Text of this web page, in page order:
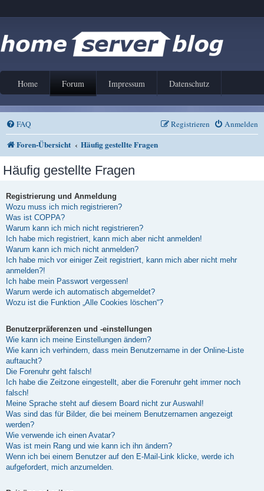
Home Forum Impressum Datenschutz
FAQ Anmelden
Registrieren
Foren-Übersicht Häufig gestellte Fragen
Häufig gestellte Fragen
Registrierung und Anmeldung
Wozu muss ich mich registrieren?
Was ist COPPA?
Warum kann ich mich nicht registrieren?
Ich habe mich registriert, kann mich aber nicht anmelden!
Warum kann ich mich nicht anmelden?
Ich habe mich vor einiger Zeit registriert, kann mich aber nicht mehr
anmelden?!
Ich habe mein Passwort vergessen!
Warum werde ich automatisch abgemeldet?
Wozu ist die Funktion „Alle Cookies löschen“?
Benutzerpräferenzen und -einstellungen
Wie kann ich meine Einstellungen ändern?
Wie kann ich verhindern, dass mein Benutzername in der Online-Liste
auftaucht?
Die Forenuhr geht falsch!
Ich habe die Zeitzone eingestellt, aber die Forenuhr geht immer noch
falsch!
Meine Sprache steht auf diesem Board nicht zur Auswahl!
Was sind das für Bilder, die bei meinem Benutzernamen angezeigt
werden?
Wie verwende ich einen Avatar?
Was ist mein Rang und wie kann ich ihn ändern?
Wenn ich bei einem Benutzer auf den E-Mail-Link klicke, werde ich
aufgefordert, mich anzumelden.